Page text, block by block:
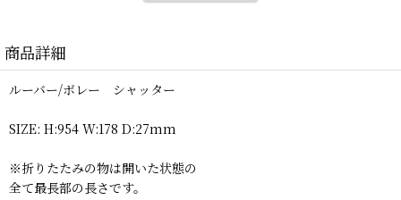
商品詳細
ルーバー/ボレー シャッター
SIZE: H:954 W:178 D:27mm
※折りたたみの物は開いた状態の
全て最長部の長さです。